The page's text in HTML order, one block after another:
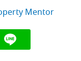
Mentor